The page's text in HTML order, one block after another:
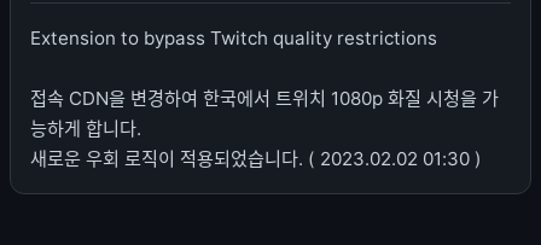
Extension to bypass Twitch quality restrictions
접속 CDN을 변경하여 한국에서 트위치 1080p 화질 시청을 가
능하게 합니다.
새로운 우회 로직이 적용되었습니다. ( 2023.02.02 01:30 )